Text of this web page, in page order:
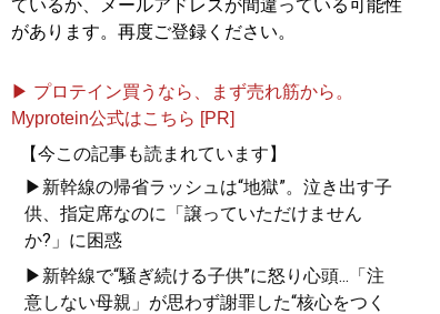
ているか、メールアドレスが間違っている可能性
があります。再度ご登録ください。
▶ プロテイン買うなら、まず売れ筋から。
Myprotein公式はこちら [PR]
【今この記事も読まれています】
▶新幹線の帰省ラッシュは“地獄”。泣き出す子
供、指定席なのに「譲っていただけません
か?」に困惑
▶新幹線で“騒ぎ続ける子供”に怒り心頭...「注
意しない母親」が思わず謝罪した“核心をつく